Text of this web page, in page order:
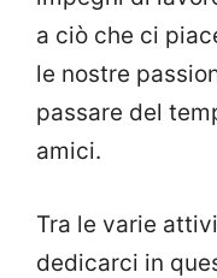
a ciò che ci
le nostre
passare del
amici.
Tra le varie
dedicarci in